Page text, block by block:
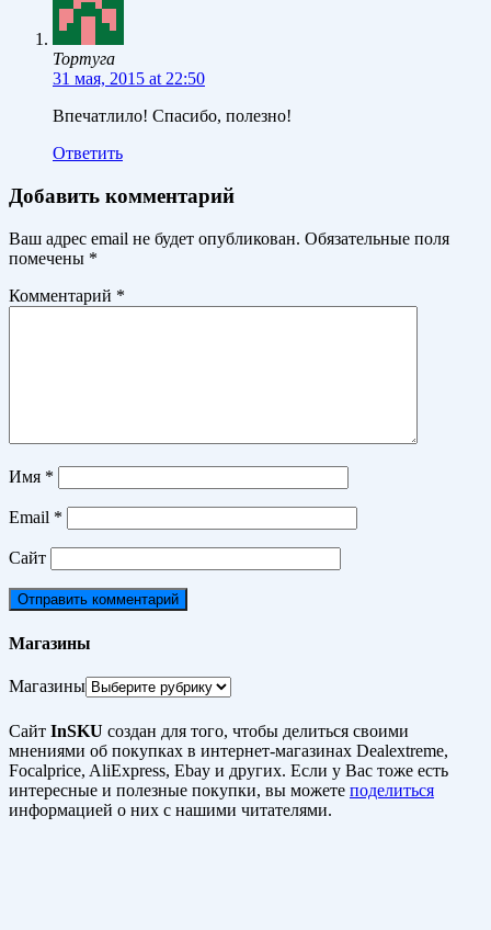
Тортуга
31 мая, 2015 at 22:50
Впечатлило! Спасибо, полезно!
Ответить
Добавить комментарий
Ваш адрес email не будет опубликован. Обязательные поля
помечены *
Комментарий *
Имя *
Email *
Сайт
Магазины
Магазины
Сайт InSKU создан для того, чтобы делиться своими
мнениями об покупках в интернет-магазинах Dealextreme,
Focalprice, AliExpress, Ebay и других. Если у Вас тоже есть
интересные и полезные покупки, вы можете поделиться
информацией о них с нашими читателями.